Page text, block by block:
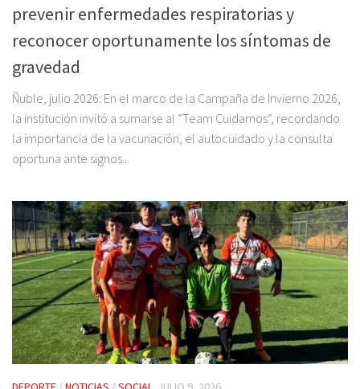
prevenir enfermedades respiratorias y
reconocer oportunamente los síntomas de
gravedad
Ñuble, julio 2026: En el marco de la Campaña de Invierno 2026,
la institución invitó a sumarse al “Team Cuidarnos”, recordando
la importancia de la vacunación, el autocuidado y la consulta
oportuna ante signos...